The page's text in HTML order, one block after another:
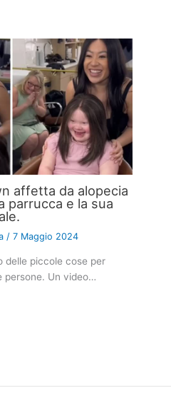
affetta da alopecia
parrucca e la sua
/7 Maggio 2024
delle piccole cose per
persone. Un video…